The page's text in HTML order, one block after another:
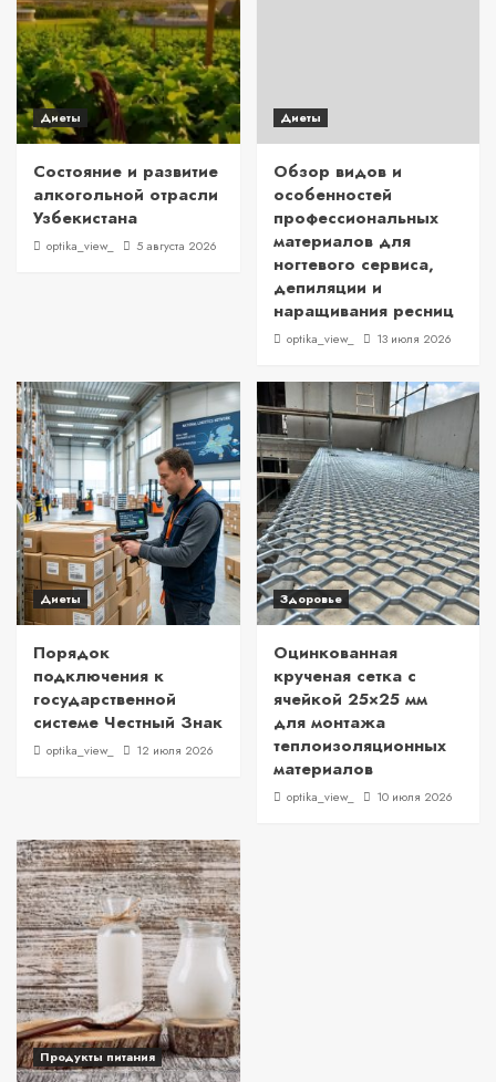
Диеты
Состояние и развитие
алкогольной отрасли
Узбекистана
optika_view_ 5 августа 2026
Диеты
Обзор видов и
особенностей
профессиональных
материалов для
ногтевого сервиса,
депиляции и
наращивания ресниц
optika_view_ 13 июля 2026
Диеты
Порядок
подключения к
государственной
системе Честный Знак
optika_view_ 12 июля 2026
Здоровье
Оцинкованная
крученая сетка с
ячейкой 25×25 мм
для монтажа
теплоизоляционных
материалов
optika_view_ 10 июля 2026
Продукты питания